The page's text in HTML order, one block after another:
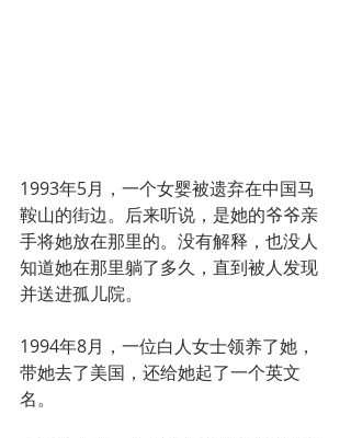
1993年5月，一个女婴被遗弃在中国马
鞍山的街边。后来听说，是她的爷爷亲
手将她放在那里的。没有解释，也没人
知道她在那里躺了多久，直到被人发现
并送进孤儿院。
1994年8月，一位白人女士领养了她，
带她去了美国，还给她起了一个英文
名。